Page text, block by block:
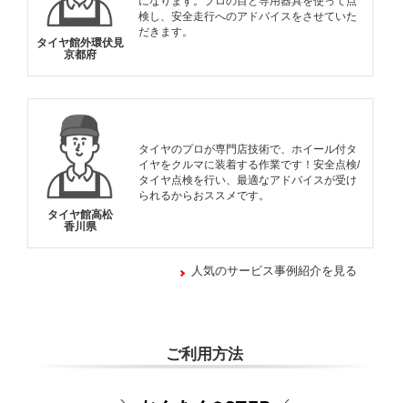
タイヤ館外環伏見
京都府
検し、安全走行へのアドバイスをさせていた
だきます。
タイヤ館高松
香川県
タイヤのプロが専門店技術で、ホイール付タ
イヤをクルマに装着する作業です！安全点検/
タイヤ点検を行い、最適なアドバイスが受け
られるからおススメです。
人気のサービス事例紹介を見る
ご利用方法